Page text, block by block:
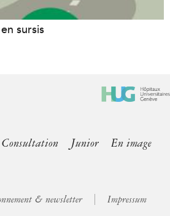
sursis
Consultation Junior
En image
& newsletter Impressum